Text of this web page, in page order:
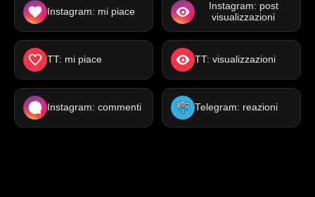
Instagram: mi piace
Instagram: post
visualizzazioni
TT: mi piace TT: visualizzazioni
Instagram: commenti Telegram: reazioni